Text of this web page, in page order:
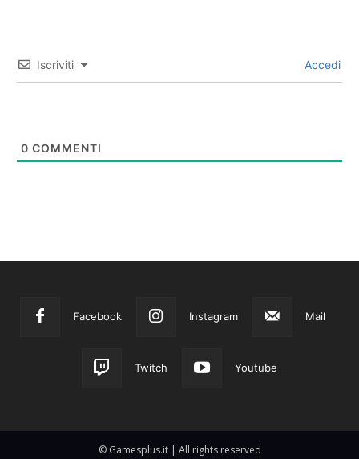
Iscriviti Accedi
0 COMMENTI
Facebook Instagram Mail
Twitch Youtube
© Gamesplus.it | All rights reserved